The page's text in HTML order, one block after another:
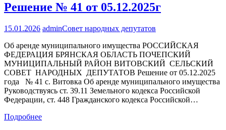
Решение № 41 от 05.12.2025г
15.01.2026 adminСовет народных депутатов
Об аренде муниципального имущества РОССИЙСКАЯ
ФЕДЕРАЦИЯ БРЯНСКАЯ ОБЛАСТЬ ПОЧЕПСКИЙ
МУНИЦИПАЛЬНЫЙ РАЙОН ВИТОВСКИЙ СЕЛЬСКИЙ
СОВЕТ НАРОДНЫХ ДЕПУТАТОВ Решение от 05.12.2025
года № 41 с. Витовка Об аренде муниципального имущества
Руководствуясь ст. 39.11 Земельного кодекса Российской
Федерации, ст. 448 Гражданского кодекса Российской…
Подробнее